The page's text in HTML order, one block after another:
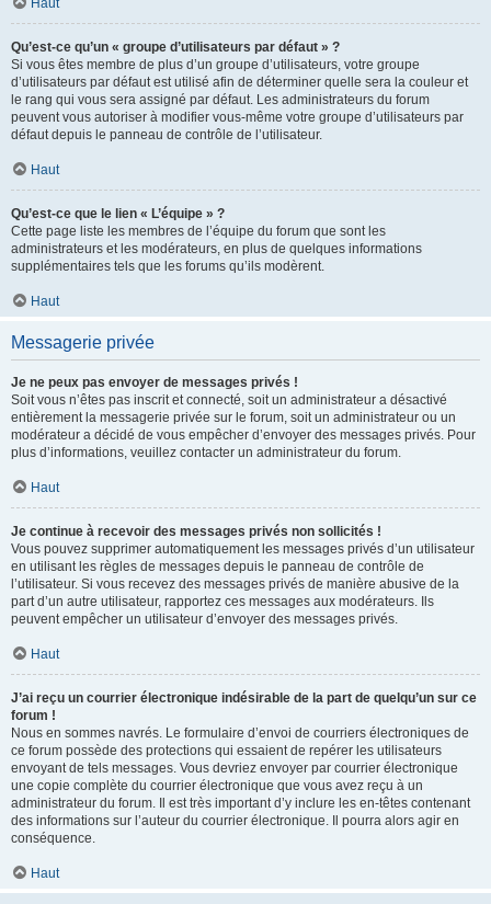
Haut
Qu’est-ce qu’un « groupe d’utilisateurs par défaut » ?
Si vous êtes membre de plus d’un groupe d’utilisateurs, votre groupe
d’utilisateurs par défaut est utilisé afin de déterminer quelle sera la couleur et
le rang qui vous sera assigné par défaut. Les administrateurs du forum
peuvent vous autoriser à modifier vous-même votre groupe d’utilisateurs par
défaut depuis le panneau de contrôle de l’utilisateur.
Haut
Qu’est-ce que le lien « L’équipe » ?
Cette page liste les membres de l’équipe du forum que sont les
administrateurs et les modérateurs, en plus de quelques informations
supplémentaires tels que les forums qu’ils modèrent.
Haut
Messagerie privée
Je ne peux pas envoyer de messages privés !
Soit vous n’êtes pas inscrit et connecté, soit un administrateur a désactivé
entièrement la messagerie privée sur le forum, soit un administrateur ou un
modérateur a décidé de vous empêcher d’envoyer des messages privés. Pour
plus d’informations, veuillez contacter un administrateur du forum.
Haut
Je continue à recevoir des messages privés non sollicités !
Vous pouvez supprimer automatiquement les messages privés d’un utilisateur
en utilisant les règles de messages depuis le panneau de contrôle de
l’utilisateur. Si vous recevez des messages privés de manière abusive de la
part d’un autre utilisateur, rapportez ces messages aux modérateurs. Ils
peuvent empêcher un utilisateur d’envoyer des messages privés.
Haut
J’ai reçu un courrier électronique indésirable de la part de quelqu’un sur ce
forum !
Nous en sommes navrés. Le formulaire d’envoi de courriers électroniques de
ce forum possède des protections qui essaient de repérer les utilisateurs
envoyant de tels messages. Vous devriez envoyer par courrier électronique
une copie complète du courrier électronique que vous avez reçu à un
administrateur du forum. Il est très important d’y inclure les en-têtes contenant
des informations sur l’auteur du courrier électronique. Il pourra alors agir en
conséquence.
Haut